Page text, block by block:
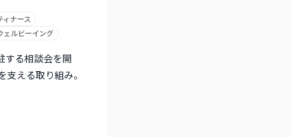
ィナース
ェルビーイング
する相談会を開
える取り組み。